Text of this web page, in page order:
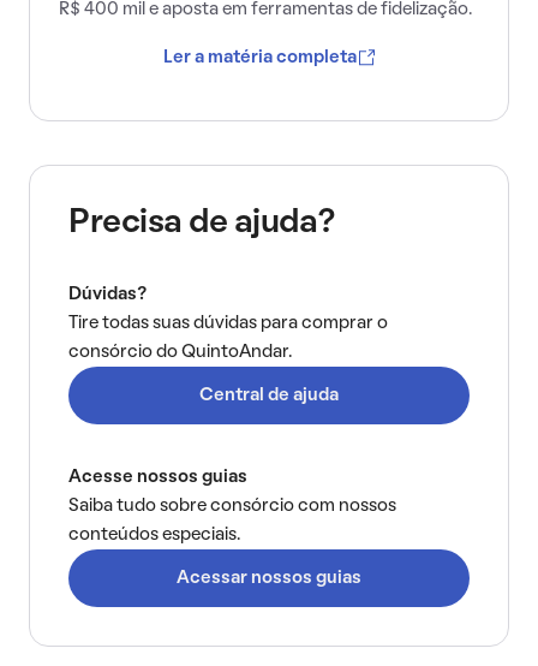
R$ 400 mil e aposta em ferramentas de fidelização.
Ler a matéria completa
Precisa de ajuda?
Dúvidas?
Tire todas suas dúvidas para comprar o
consórcio do QuintoAndar.
Central de ajuda
Acesse nossos guias
Saiba tudo sobre consórcio com nossos
conteúdos especiais.
Acessar nossos guias